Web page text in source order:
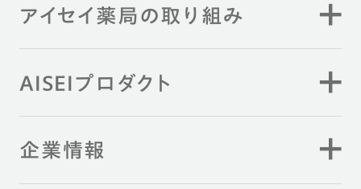
アイセイ薬局の取り組み
AISEIプロダクト
企業情報